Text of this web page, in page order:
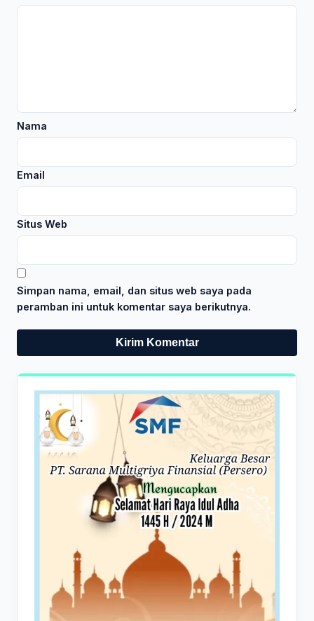
Nama
Email
Situs Web
Simpan nama, email, dan situs web saya pada
peramban ini untuk komentar saya berikutnya.